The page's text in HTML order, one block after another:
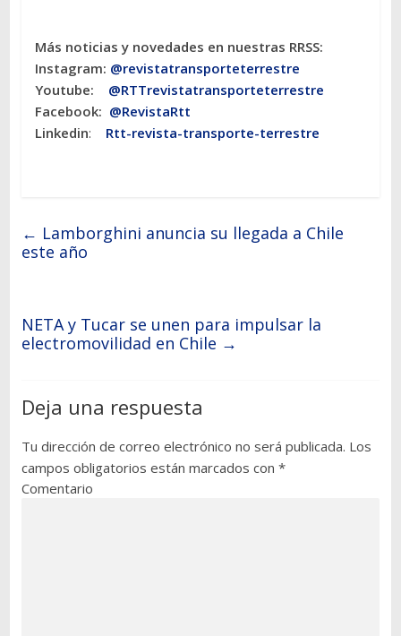
Más noticias y novedades en nuestras RRSS:
Instagram: @revistatransporteterrestre
Youtube: @RTTrevistatransporteterrestre
Facebook: @RevistaRtt
Linkedin: Rtt-revista-transporte-terrestre
← Lamborghini anuncia su llegada a Chile
este año
NETA y Tucar se unen para impulsar la
electromovilidad en Chile →
Deja una respuesta
Tu dirección de correo electrónico no será publicada. Los
campos obligatorios están marcados con *
Comentario